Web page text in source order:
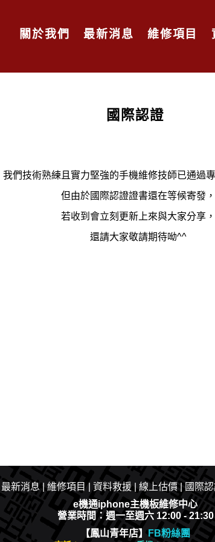
關於我們 最新消息 維修項目
國際認證
我們技術熟練且實力堅強的手機維修技師已通過
但由於國際認證證書還在等候寄發，
若收到會立刻更新上來與大家分享，
還請大家敬請期待呦^^
最新消息|​維修項目| 資料救援|線上估價|國際
e機通iphone主機板維修中心
營業時間：週一至週六 12:00 - 21:30
【鳳山青年店】FB粉絲團